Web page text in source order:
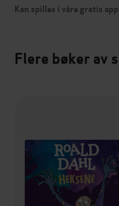
Kan spilles i våre gratis
Flere bøker av